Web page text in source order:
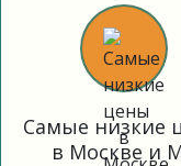
Самые низкие
в Москве и